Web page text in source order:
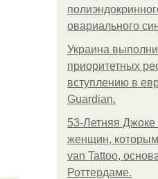
овариального
Украина
приоритетных
вступлению в
Guardian.
53-Летняя Джоке
женщин,
van Tattoo,
Роттердаме.